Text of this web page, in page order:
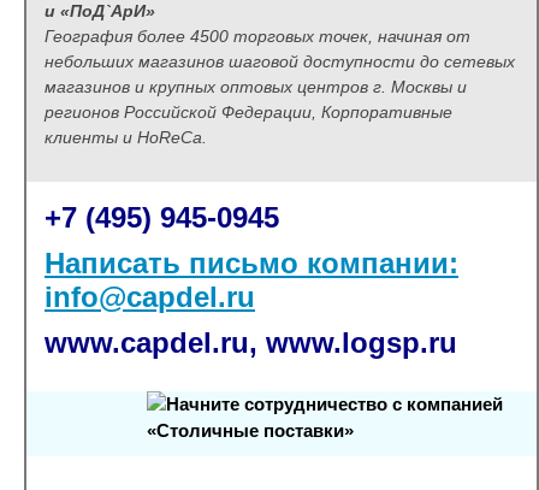
и «ПоД`АрИ»
География более 4500 торговых точек, начиная от
небольших магазинов шаговой доступности до сетевых
магазинов и крупных оптовых центров г. Москвы и
регионов Российской Федерации, Корпоративные
клиенты и HoReCa.
+7 (495) 945-0945
Написать письмо компании:
info@capdel.ru
www.capdel.ru, www.logsp.ru
Начните сотрудничество с компанией
«Столичные поставки»